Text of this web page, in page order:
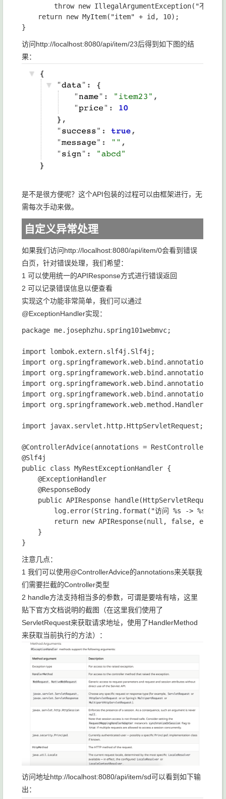
throw new IllegalArgumentException("不合法
    return new MyItem("item" + id, 10);
访问http://localhost:8080/api/item/23后得到如下图的结
果：
是不是很方便呢？这个API包装的过程可以由框架进行，无
需每次手动来做。
自定义异常处理
如果我们访问http://localhost:8080/api/item/0会看到错误
白页，针对错误处理，我们希望：
1 可以使用统一的APIResponse方式进行错误返回
2 可以记录错误信息以便查看
实现这个功能非常简单，我们可以通过
@ExceptionHandler实现：
package me.josephzhu.spring101webmvc;
import lombok.extern.slf4j.Slf4j;
import
import
import
import
import
import javax.servlet.http.HttpServletRequest;
@ControllerAdvice(annotations =
@Slf4j
public class MyRestExceptionHandler {
    @ExceptionHandler
    @ResponseBody
public APIResponse handle(HttpServletRequest
log.error(String.format("访问 %s -> %s 出
return new APIResponse(null, false,
    }
注意几点：
1 我们可以使用@ControllerAdvice的annotations来关联我
们需要拦截的Controller类型
2 handle方法支持相当多的参数，可谓是要啥有啥，这里
贴下官方文档说明的截图（在这里我们使用了
ServletRequest来获取请求地址，使用了HandlerMethod
来获取当前执行的方法）：
访问地址http://localhost:8080/api/item/sd可以看到如下输
出：